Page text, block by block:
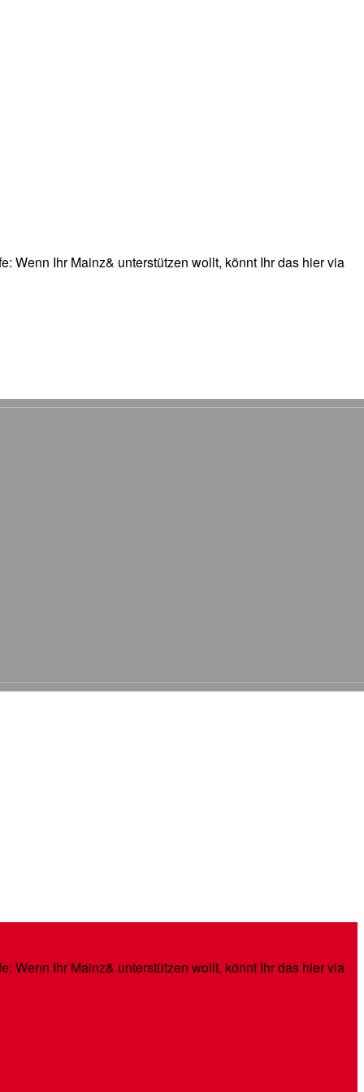
Wenn Ihr Mainz& unterstützen wollt, könnt Ihr das hier via
Wenn Ihr Mainz& unterstützen wollt, könnt Ihr das hier via